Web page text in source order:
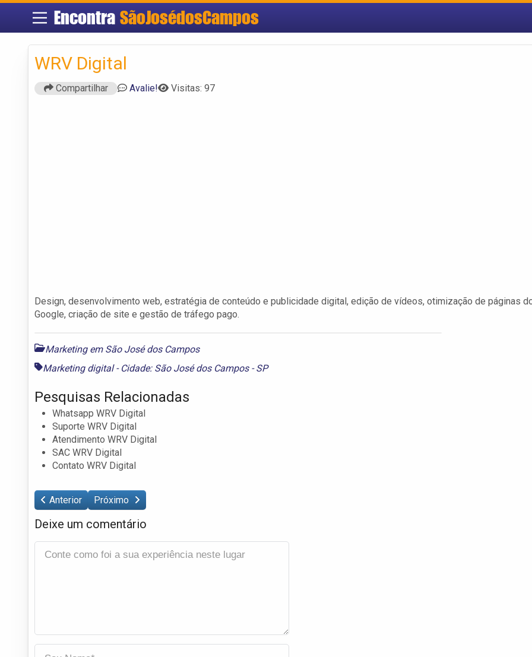
Encontra SãoJosédosCampos
WRV Digital
Compartilhar Avalie! Visitas: 97
Design, desenvolvimento web, estratégia de conteúdo e publicidade digital, edição de vídeos, otimização de páginas
Google, criação de site e gestão de tráfego pago.
Marketing em São José dos Campos
Marketing digital - Cidade: São José dos Campos - SP
Pesquisas Relacionadas
Whatsapp WRV Digital
Suporte WRV Digital
Atendimento WRV Digital
SAC WRV Digital
Contato WRV Digital
Anterior Próximo
Deixe um comentário